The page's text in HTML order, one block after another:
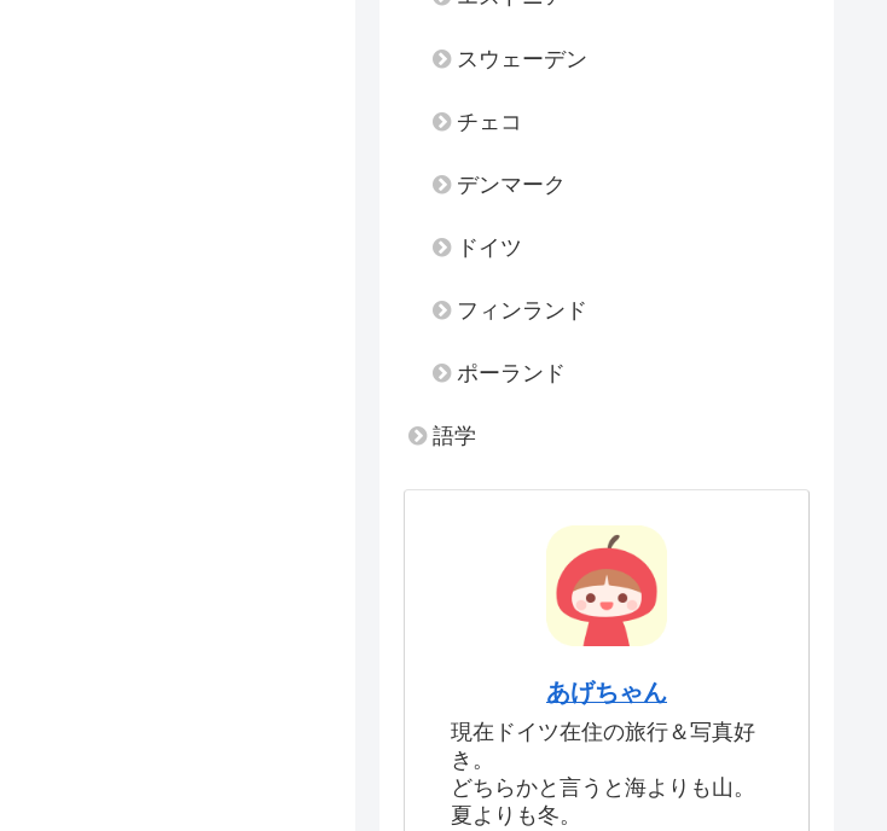
スウェーデン
チェコ
デンマーク
ドイツ
フィンランド
ポーランド
語学
あげちゃん
現在ドイツ在住の旅行＆写真好
き。
どちらかと言うと海よりも山。
夏よりも冬。